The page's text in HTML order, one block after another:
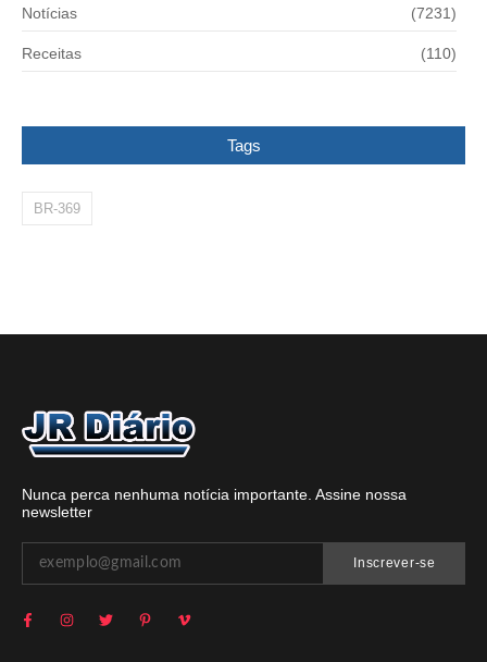
Notícias (7231)
Receitas (110)
Tags
BR-369
Nunca perca nenhuma notícia importante. Assine nossa
newsletter
Inscrever-se